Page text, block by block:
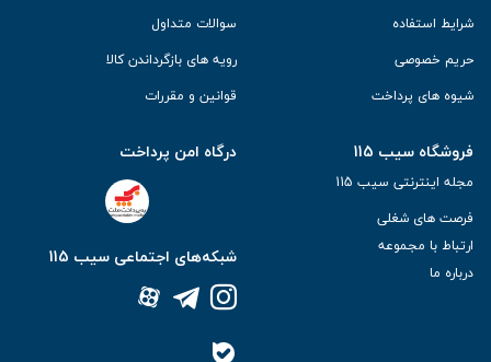
شرایط استفاده
حریم خصوصی
شیوه های پرداخت
سوالات متداول
رویه های بازگرداندن کالا
قوانین و مقررات
فروشگاه سیب 115
مجله اینترنتی سیب 115
فرصت های شغلی
ارتباط با مجموعه
درباره ما
درگاه امن پرداخت
شبکه‌های اجتماعی سیب 115